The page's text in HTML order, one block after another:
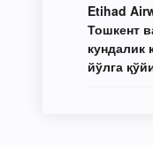
Etihad
Тошкент
кундалик
йўлга